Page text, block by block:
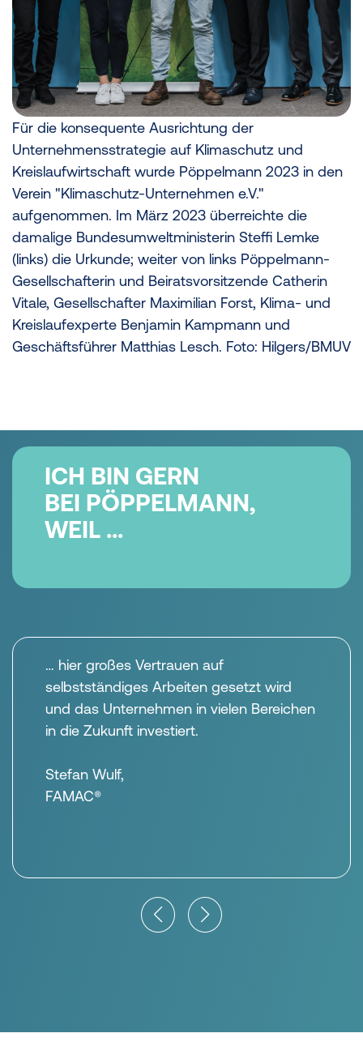
Für die konsequente Ausrichtung der
Unternehmensstrategie auf Klimaschutz und
Kreislaufwirtschaft wurde Pöppelmann 2023 in den
Verein "Klimaschutz-Unternehmen e.V."
aufgenommen. Im März 2023 überreichte die
damalige Bundesumweltministerin Steffi Lemke
(links) die Urkunde; weiter von links Pöppelmann-
Gesellschafterin und Beiratsvorsitzende Catherin
Vitale, Gesellschafter Maximilian Forst, Klima- und
Kreislaufexperte Benjamin Kampmann und
Geschäftsführer Matthias Lesch. Foto: Hilgers/BMUV
ICH BIN GERN
BEI PÖPPELMANN,
WEIL ...
… hier großes Vertrauen auf
selbstständiges Arbeiten gesetzt wird
und das Unternehmen in vielen Bereichen
in die Zukunft investiert.
Stefan Wulf,
FAMAC®